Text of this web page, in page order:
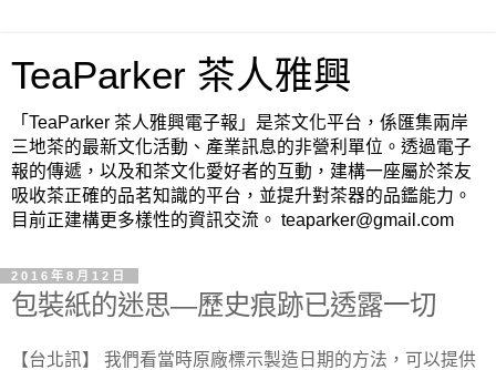
TeaParker 茶人雅興
「TeaParker 茶人雅興電子報」是茶文化平台，係匯集兩岸
三地茶的最新文化活動、產業訊息的非營利單位。透過電子
報的傳遞，以及和茶文化愛好者的互動，建構一座屬於茶友
吸收茶正確的品茗知識的平台，並提升對茶器的品鑑能力。
目前正建構更多樣性的資訊交流。 teaparker@gmail.com
2016年8月12日
包裝紙的迷思—歷史痕跡已透露一切
【台北訊】 我們看當時原廠標示製造日期的方法，可以提供